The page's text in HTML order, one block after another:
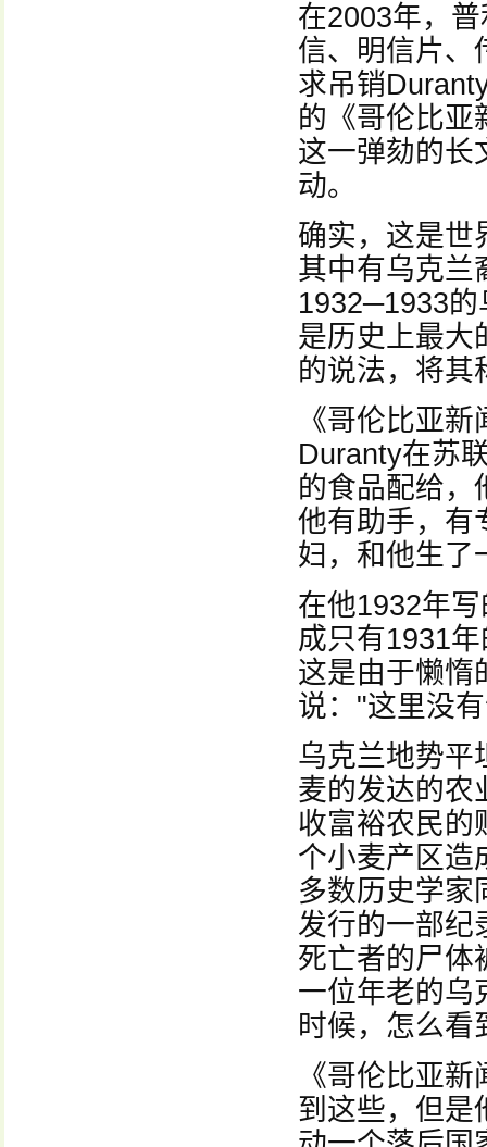
在2003年，
信、明信片、
求吊销
的《哥伦比亚
这一弹劾的长
动。
确实，这是世
其中有乌克兰
1932─1933的
是历史上最大
的说法，将其
《哥伦比亚
Duranty在苏
的食品配给，
他有助手，有
妇，和他生了
在他1932年
成只有1931
这是由于懒惰
说："这里没
乌克兰地势平
麦的发达的农
收富裕农民的
个小麦产区造
多数历史学家
发行的一部纪
死亡者的尸体
一位年老的乌
时候，怎么看
《哥伦比亚
到这些，但是